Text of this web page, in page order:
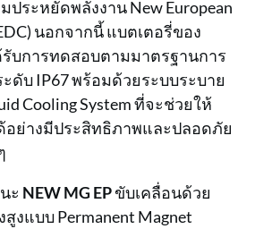
ระหยัดพลังงาน New European
นอกจากนี้ แบตเตอรี่ของ
รับการทดสอบตามมาตรฐานการ
ดับ IP67 พร้อมด้วยระบบระบาย
Cooling System ที่จะช่วยให้
อย่างมีประสิทธิภาพและปลอดภัย
ะ NEW MG EPขับเคลื่อนด้วย
งแบบ Permanent Magnet